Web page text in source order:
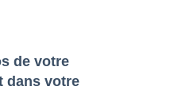
de votre
dans votre